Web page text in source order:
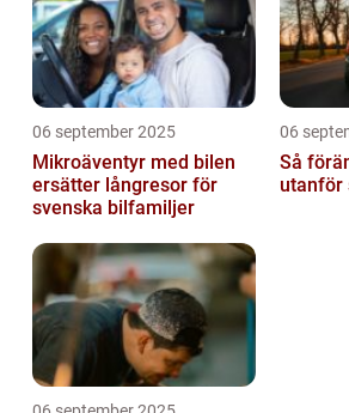
06 september 2025
Mikroäventyr med bilen
ersätter långresor för
svenska bilfamiljer
06
Så
utanför